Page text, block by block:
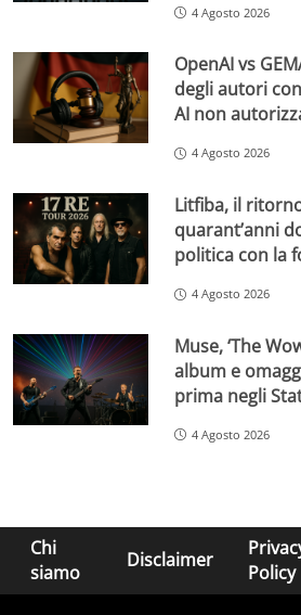
4 Agosto 2026
OpenAI vs
degli autori
AI non
4 Agosto 2026
Litfiba, il ritorno
quarant’anni
politica con la
4 Agosto 2026
Muse, ‘The
album e
prima negli
4 Agosto 2026
Chi
siamo
Disclaimer
Policy